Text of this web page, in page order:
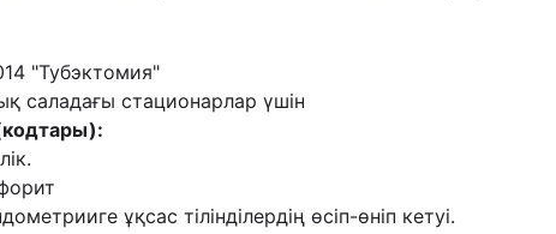
"Тубэктомия"
саладағы стационарлар үшін
ұқсас тілінділердің өсіп-өніп кетуі.